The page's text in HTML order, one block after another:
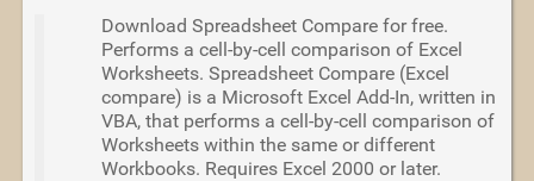
Download Spreadsheet Compare for free.
Performs a cell-by-cell comparison of Excel
Worksheets. Spreadsheet Compare (Excel
compare) is a Microsoft Excel Add-In, written in
VBA, that performs a cell-by-cell comparison of
Worksheets within the same or different
Workbooks. Requires Excel 2000 or later.